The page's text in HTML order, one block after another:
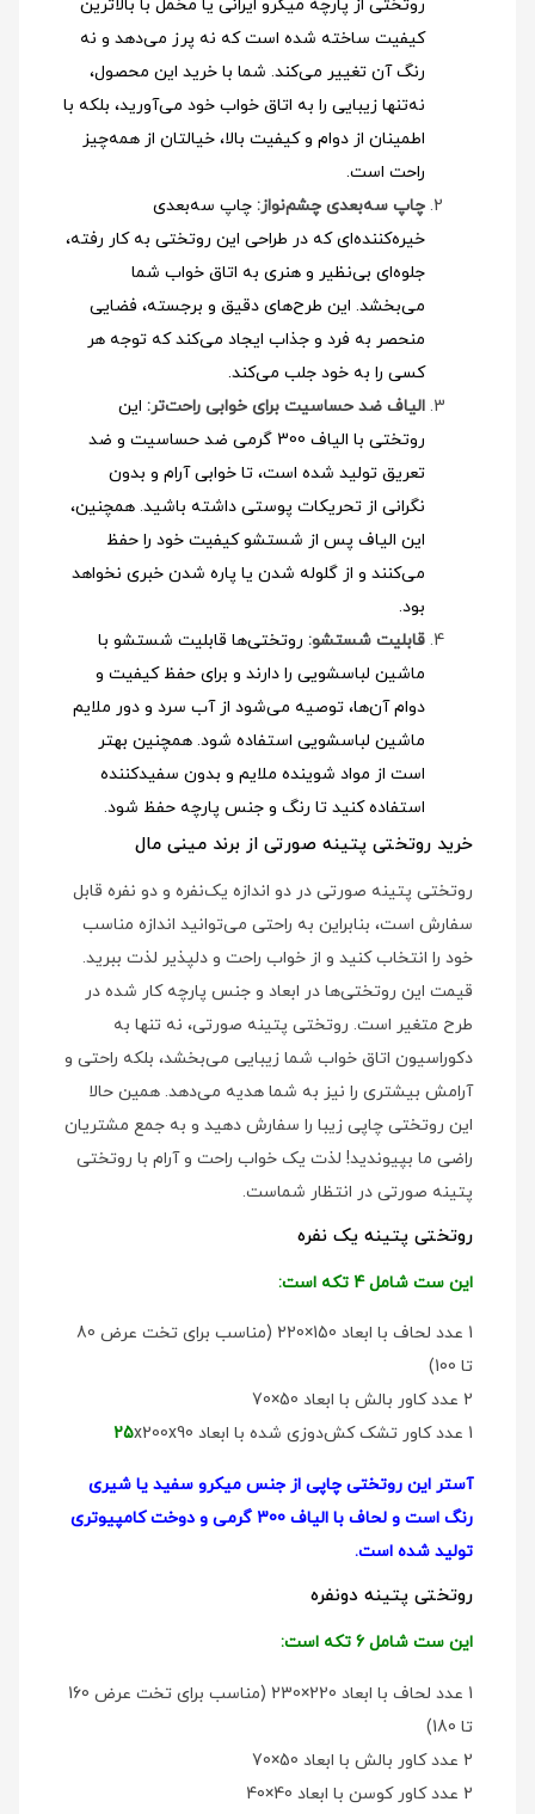
روتختی از پارچه میکرو ایرانی یا مخمل با بالاترین
کیفیت ساخته شده است که نه پرز می‌دهد و نه
رنگ آن تغییر می‌کند. شما با خرید این محصول،
نه‌تنها زیبایی را به اتاق خواب خود می‌آورید، بلکه با
اطمینان از دوام و کیفیت بالا، خیالتان از همه‌چیز
راحت است.
چاپ سه‌بعدی چشم‌نواز: چاپ سه‌بعدی
خیره‌کننده‌ای که در طراحی این روتختی به کار رفته،
جلوه‌ای بی‌نظیر و هنری به اتاق خواب شما
می‌بخشد. این طرح‌های دقیق و برجسته، فضایی
منحصر به فرد و جذاب ایجاد می‌کند که توجه هر
کسی را به خود جلب می‌کند.
الیاف ضد حساسیت برای خوابی راحت‌تر: این
روتختی با الیاف 300 گرمی ضد حساسیت و ضد
تعریق تولید شده است، تا خوابی آرام و بدون
نگرانی از تحریکات پوستی داشته باشید. همچنین،
این الیاف پس از شستشو کیفیت خود را حفظ
می‌کنند و از گلوله شدن یا پاره شدن خبری نخواهد
بود.
قابلیت شستشو: روتختی‌ها قابلیت شستشو با
ماشین لباسشویی را دارند و برای حفظ کیفیت و
دوام آن‌ها، توصیه می‌شود از آب سرد و دور ملایم
ماشین لباسشویی استفاده شود. همچنین بهتر
است از مواد شوینده ملایم و بدون سفیدکننده
استفاده کنید تا رنگ و جنس پارچه حفظ شود.
خرید روتختی پتینه صورتی از برند مینی مال
روتختی پتینه صورتی در دو اندازه یک‌نفره و دو نفره قابل
سفارش است، بنابراین به راحتی می‌توانید اندازه مناسب
خود را انتخاب کنید و از خواب راحت و دلپذیر لذت ببرید.
قیمت این روتختی‌ها در ابعاد و جنس پارچه کار شده در
طرح متغیر است. روتختی پتینه صورتی، نه تنها به
دکوراسیون اتاق خواب شما زیبایی می‌بخشد، بلکه راحتی و
آرامش بیشتری را نیز به شما هدیه می‌دهد. همین حالا
این روتختی چاپی زیبا را سفارش دهید و به جمع مشتریان
راضی ما بپیوندید! لذت یک خواب راحت و آرام با روتختی
پتینه صورتی در انتظار شماست.
روتختی پتینه یک نفره
این ست شامل 4 تکه است:
1 عدد لحاف با ابعاد 150×220 (مناسب برای تخت عرض 80
تا 100)
2 عدد کاور بالش با ابعاد 50×70
1 عدد کاور تشک کش‌دوزی شده با ابعاد
25x200x90
آستر این روتختی چاپی از جنس میکرو سفید یا شیری
رنگ است و لحاف با الیاف 300 گرمی و دوخت کامپیوتری
تولید شده است.
روتختی پتینه دو‌نفره
این ست شامل 6 تکه است:
1 عدد لحاف با ابعاد 220×230 (مناسب برای تخت عرض 160
تا 180)
2 عدد کاور بالش با ابعاد 50×70
2 عدد کاور کوسن با ابعاد 40×40